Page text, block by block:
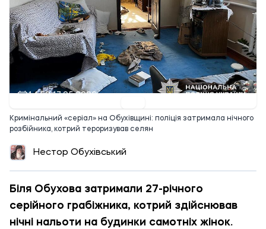
14:50 17.05.2026
Кримінальний «серіал» на Обухівщині: поліція затримала нічного
розбійника, котрий тероризував селян
Нестор Обухівський
Біля Обухова затримали 27-річного
серійного грабіжника, котрий здійснював
нічні нальоти на будинки самотніх жінок.